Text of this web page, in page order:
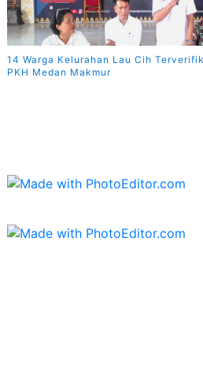
14 Warga Kelurahan Lau Cih
PKH Medan Makmur